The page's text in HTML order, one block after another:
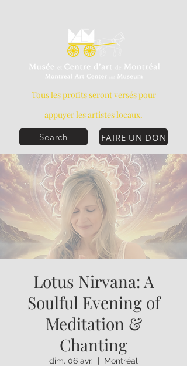
FAIRE UN DON
Tous les profits seront versés pour
appuyer les artistes locaux.
Search
Lotus Nirvana: A
Soulful Evening of
Meditation &
Chanting
dim. 06 avr. Montréal